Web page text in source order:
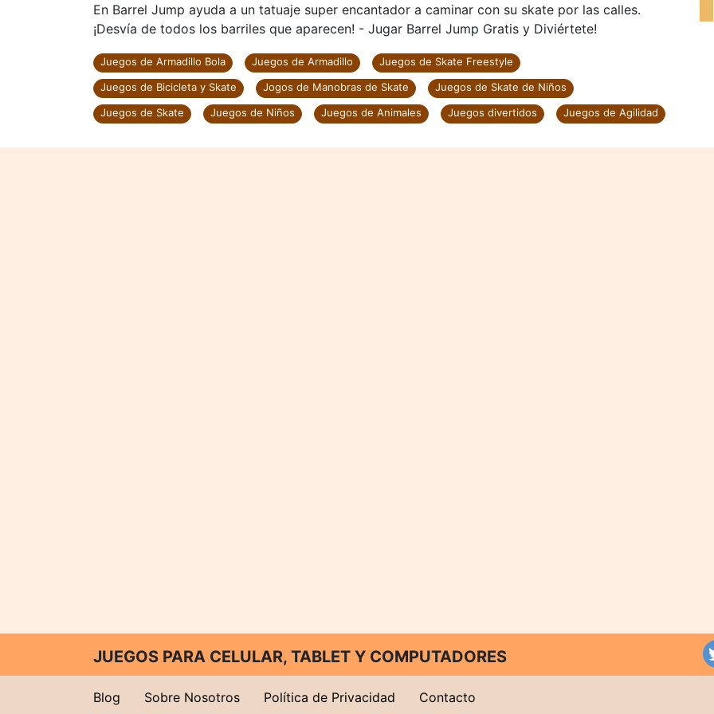
En Barrel Jump ayuda a un tatuaje super encantador a caminar con su skate por las calles.
¡Desvía de todos los barriles que aparecen! - Jugar Barrel Jump Gratis y Diviértete!
Juegos de Armadillo Bola Juegos de Armadillo
Juegos de Skate Freestyle
Juegos de Bicicleta y Skate
Jogos de Manobras de Skate
Juegos de Skate de Niños
Juegos de Skate
Juegos de Niños Juegos de Animales Juegos divertidos Juegos de Agilidad
JUEGOS PARA CELULAR, TABLET Y COMPUTADORES
Blog Sobre Nosotros Política de Privacidad Contacto